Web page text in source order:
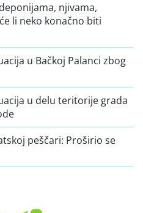
njivama,
li neko konačno biti
u Bačkoj Palanci zbog
u delu teritorije grada
peščari: Proširio se